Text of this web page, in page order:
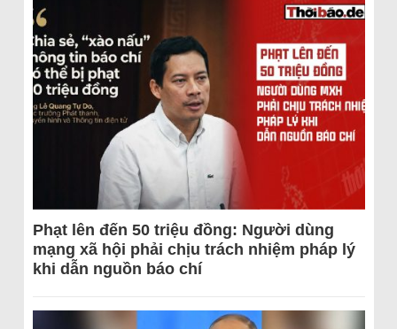
Phạt lên đến 50 triệu đồng: Người dùng
mạng xã hội phải chịu trách nhiệm pháp lý
khi dẫn nguồn báo chí